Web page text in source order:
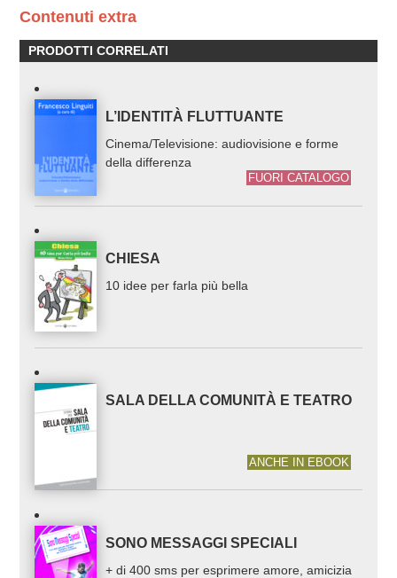
Contenuti extra
PRODOTTI CORRELATI
L’IDENTITÀ FLUTTUANTE
Cinema/Televisione: audiovisione e forme
della differenza
FUORI CATALOGO
CHIESA
10 idee per farla più bella
SALA DELLA COMUNITÀ E TEATRO
ANCHE IN EBOOK
SONO MESSAGGI SPECIALI
+ di 400 sms per esprimere amore, amicizia